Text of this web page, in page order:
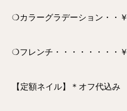
❍カラーグラデーション・・
❍フレンチ・・・・・・・・
【定額ネイル】＊オフ代込み